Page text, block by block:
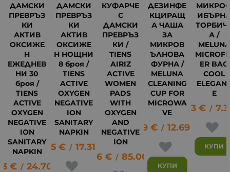
ДАМСКИ
ПРЕВРЪЗ
КИ
АКТИВ
ОКСИЖЕ
Н
ЕЖЕДНЕВ
НИ 30
броя /
TIENS
ACTIVE
OXYGEN
NEGATIVE
ION
SANITARY
NAPKIN
€ / 24.70 лв.
ДАМСКИ
ПРЕВРЪЗ
КИ
АКТИВ
ОКСИЖЕ
Н НОЩНИ
8 броя /
TIENS
ACTIVE
OXYGEN
NEGATIVE
ION
SANITARY
NAPKIN
8.85 € / 17.31
КУФАРЧЕ
С
ДАМСКИ
ПРЕВРЪЗ
КИ /
TIENS
AIRIZ
ACTIVE
WOMEN
PADS
WITH
OXYGEN
AND
NEGATIVE
ION
43.46 € / 85.00 лв.
ДЕЗИНФЕ
КЦИРАЩ
А ЧАША
ЗА
МИКРОВ
ЪЛНОВА
ФУРНА /
MELUNA
CLEANING
CUP FOR
MICROWA
VE
6.49 € / 12.69 лв.
КУПИ
А /
MELUNA
ER BAG
COOL
E
3.73 € /
КУПИ